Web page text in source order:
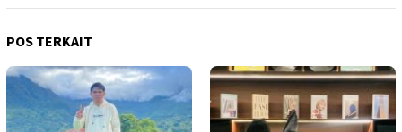
POS TERKAIT